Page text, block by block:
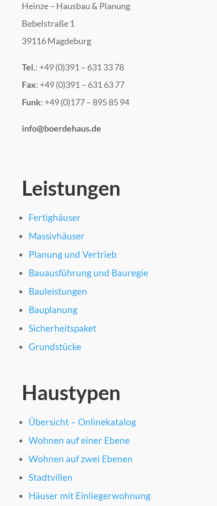
Heinze – Hausbau & Planung
Bebelstraße 1
39116 Magdeburg
Tel.: +49 (0)391 – 631 33 78
Fax: +49 (0)391 – 631 63 77
Funk: +49 (0)177 – 895 85 94
info@boerdehaus.de
Leistungen
Fertighäuser
Massivhäuser
Planung und Vertrieb
Bauausführung und Bauregie
Bauleistungen
Bauplanung
Sicherheitspaket
Grundstücke
Haustypen
Übersicht – Onlinekatalog
Wohnen auf einer Ebene
Wohnen auf zwei Ebenen
Stadtvillen
Häuser mit Einliegerwohnung